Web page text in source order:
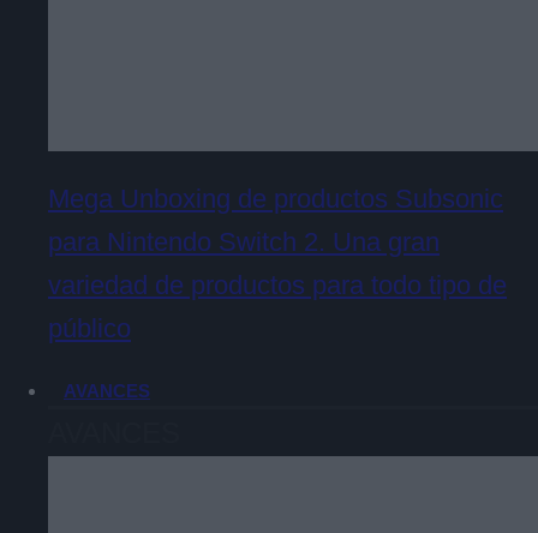
Mega Unboxing de productos Subsonic
para Nintendo Switch 2. Una gran
variedad de productos para todo tipo de
público
AVANCES